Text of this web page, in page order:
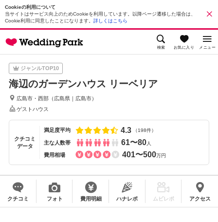
Cookieの利用について
当サイトはサービス向上のためCookieを利用しています。以降ページ遷移した場合は、
Cookie利用に同意したことになります。 詳しくはこちら
検索 お気に入り メニュー
ジャンルTOP10
海辺のガーデンハウス リーベリア
広島市・西部 （ 広島県 ｜ 広島市）
ゲストハウス
クチコミ
データ
満足度平均 4.3 （198件）
主な人数帯 61〜80人
費用相場 401〜500万円
クチコミ フォト 費用明細 ハナレポ ムビレポ アクセス